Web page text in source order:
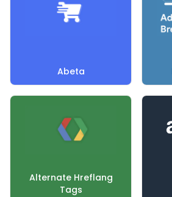
Abeta
Alternate Hreflang
Tags